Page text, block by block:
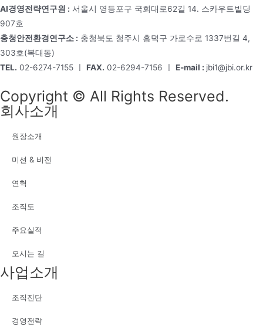
AI경영전략연구원 : 서울시 영등포구 국회대로62길 14. 스카우트빌딩
907호
충청안전환경연구소 : 충청북도 청주시 흥덕구 가로수로 1337번길 4,
303호(복대동)
TEL. 02-6274-7155 ㅣ FAX. 02-6294-7156 ㅣ E-mail : jbi1@jbi.or.kr
Copyright © All Rights Reserved.
회사소개
원장소개
미션 & 비전
연혁
조직도
주요실적
오시는 길
사업소개
조직진단
경영전략